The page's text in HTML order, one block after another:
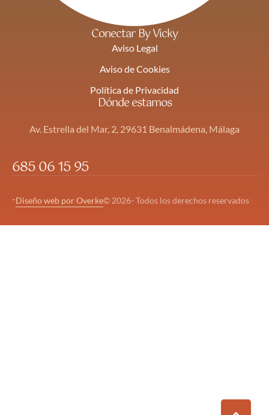
Conectar By Vicky
Aviso Legal
Aviso de Cookies
Política de Privacidad
Dónde estamos
Av. Estrella del Mar, 2, 29631 Benalmádena, Málaga
685 06 15 95
-Diseño web por Overke© 2026- Todos los derechos reservados